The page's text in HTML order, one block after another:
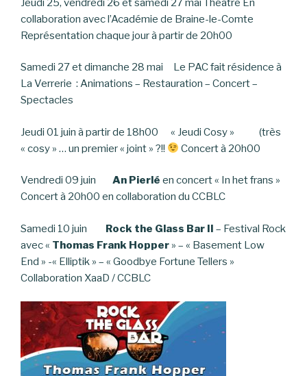
Jeudi 25, vendredi 26 et samedi 27 mai Théâtre En
collaboration avec l’Académie de Braine-le-Comte
Représentation chaque jour à partir de 20h00
Samedi 27 et dimanche 28 mai Le PAC fait résidence à
La Verrerie : Animations – Restauration – Concert –
Spectacles
Jeudi 01 juin à partir de 18h00 « Jeudi Cosy » (très
« cosy » … un premier « joint » ?!!
Concert à 20h00
Vendredi 09 juin An Pierlé en concert « In het frans »
Concert à 20h00 en collaboration du CCBLC
Samedi 10 juin Rock the Glass Bar II – Festival Rock
avec « Thomas Frank Hopper » – « Basement Low
End » -« Elliptik » – « Goodbye Fortune Tellers »
Collaboration XaaD / CCBLC